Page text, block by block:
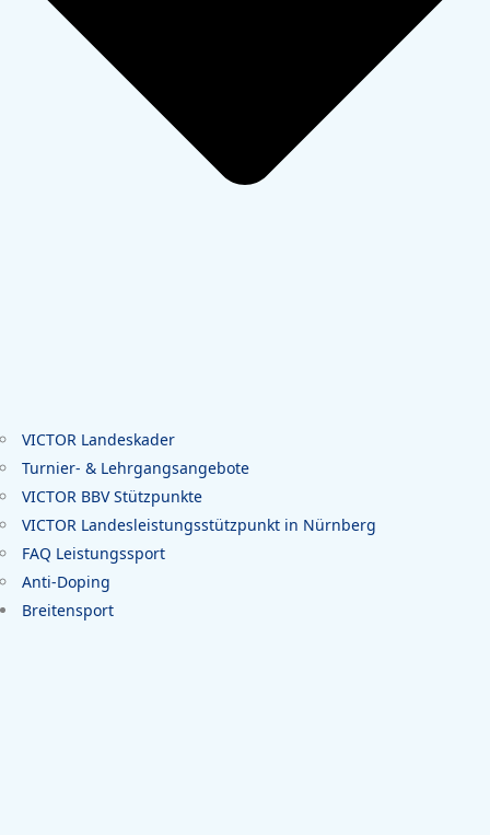
VICTOR Landeskader
Turnier- & Lehrgangsangebote
VICTOR BBV Stützpunkte
VICTOR Landesleistungsstützpunkt in Nürnberg
FAQ Leistungssport
Anti-Doping
Breitensport